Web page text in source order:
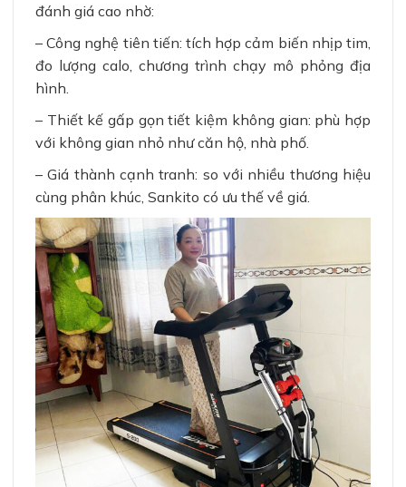
đánh giá cao nhờ:
– Công nghệ tiên tiến: tích hợp cảm biến nhịp tim,
đo lượng calo, chương trình chạy mô phỏng địa
hình.
– Thiết kế gấp gọn tiết kiệm không gian: phù hợp
với không gian nhỏ như căn hộ, nhà phố.
– Giá thành cạnh tranh: so với nhiều thương hiệu
cùng phân khúc, Sankito có ưu thế về giá.